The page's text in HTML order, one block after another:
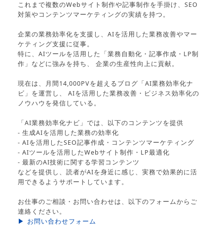
これまで複数のWebサイト制作や記事制作を手掛け、SEO
対策やコンテンツマーケティングの実績を持つ。
企業の業務効率化を支援し、AIを活用した業務改善やマー
ケティング支援に従事。
特に、AIツールを活用した「業務自動化・記事作成・LP制
作」などに強みを持ち、 企業の生産性向上に貢献。
現在は、月間14,000PVを超えるブログ「AI業務効率化ナ
ビ」を運営し、 AIを活用した業務改善・ビジネス効率化の
ノウハウを発信している。
「AI業務効率化ナビ」では、以下のコンテンツを提供
- 生成AIを活用した業務の効率化
- AIを活用したSEO記事作成・コンテンツマーケティング
- AIツールを活用したWebサイト制作・LP最適化
- 最新のAI技術に関する学習コンテンツ
などを提供し、読者がAIを身近に感じ、実務で効果的に活
用できるようサポートしています。
お仕事のご相談・お問い合わせは、以下のフォームからご
連絡ください。
▶ お問い合わせフォーム